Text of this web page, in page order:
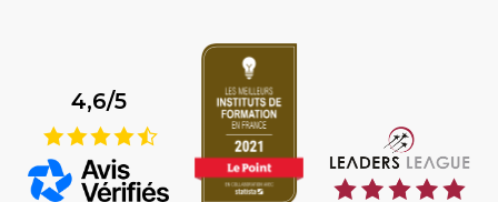
4,6/5
9